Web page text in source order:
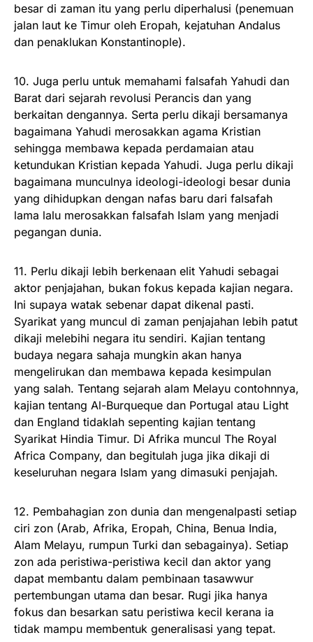
besar di zaman itu yang perlu diperhalusi (penemuan
jalan laut ke Timur oleh Eropah, kejatuhan Andalus
dan penaklukan Konstantinople).
10. Juga perlu untuk memahami falsafah Yahudi dan
Barat dari sejarah revolusi Perancis dan yang
berkaitan dengannya. Serta perlu dikaji bersamanya
bagaimana Yahudi merosakkan agama Kristian
sehingga membawa kepada perdamaian atau
ketundukan Kristian kepada Yahudi. Juga perlu dikaji
bagaimana munculnya ideologi-ideologi besar dunia
yang dihidupkan dengan nafas baru dari falsafah
lama lalu merosakkan falsafah Islam yang menjadi
pegangan dunia.
11. Perlu dikaji lebih berkenaan elit Yahudi sebagai
aktor penjajahan, bukan fokus kepada kajian negara.
Ini supaya watak sebenar dapat dikenal pasti.
Syarikat yang muncul di zaman penjajahan lebih patut
dikaji melebihi negara itu sendiri. Kajian tentang
budaya negara sahaja mungkin akan hanya
mengelirukan dan membawa kepada kesimpulan
yang salah. Tentang sejarah alam Melayu contohnnya,
kajian tentang Al-Burqueque dan Portugal atau Light
dan England tidaklah sepenting kajian tentang
Syarikat Hindia Timur. Di Afrika muncul The Royal
Africa Company, dan begitulah juga jika dikaji di
keseluruhan negara Islam yang dimasuki penjajah.
12. Pembahagian zon dunia dan mengenalpasti setiap
ciri zon (Arab, Afrika, Eropah, China, Benua India,
Alam Melayu, rumpun Turki dan sebagainya). Setiap
zon ada peristiwa-peristiwa kecil dan aktor yang
dapat membantu dalam pembinaan tasawwur
pertembungan utama dan besar. Rugi jika hanya
fokus dan besarkan satu peristiwa kecil kerana ia
tidak mampu membentuk generalisasi yang tepat.